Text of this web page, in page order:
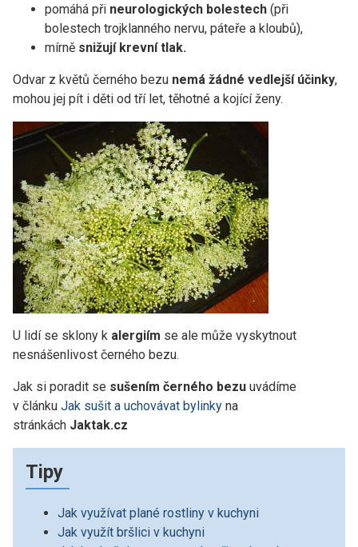
pomáhá při neurologických bolestech (při
bolestech trojklanného nervu, páteře a kloubů),
mírně snižují krevní tlak.
Odvar z květů černého bezu nemá žádné vedlejší účinky,
mohou jej pít i děti od tří let, těhotné a kojící ženy.
U lidí se sklony k alergiím se ale může vyskytnout
nesnášenlivost černého bezu.
Jak si poradit se sušením černého bezu uvádíme
v článku Jak sušit a uchovávat bylinky na
stránkách Jaktak.cz
Tipy
Jak využívat plané rostliny v kuchyni
Jak využít bršlici v kuchyni